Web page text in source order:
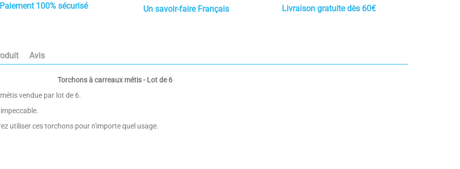
Paiement 100% sécurisé Un savoir-faire Français Livraison gratuite dès 60€
Avis
Torchons à carreaux métis - Lot de 6
vendue par lot de 6.
utiliser ces torchons pour n'importe quel usage.